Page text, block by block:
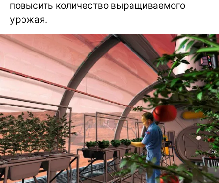
повысить количество выращиваемого
урожая.